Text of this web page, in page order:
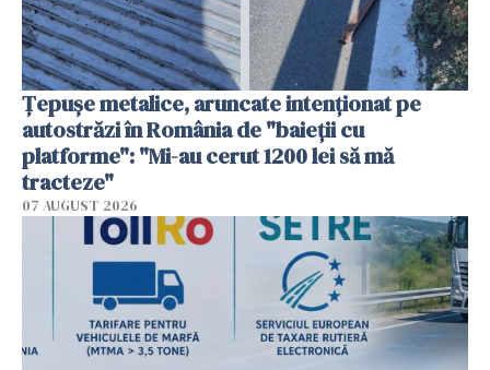
Țepușe metalice, aruncate intenționat pe
autostrăzi în România de "baieții cu
platforme": "Mi-au cerut 1200 lei să mă
tracteze"
07 AUGUST 2026